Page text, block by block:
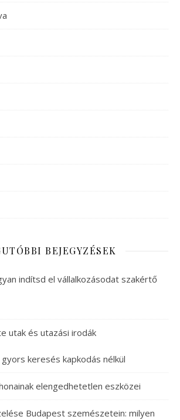
BEJEGYZÉSEK
indítsd el vállalkozásodat szakértő
utak és utazási irodák
keresés kapkodás nélkül
elengedhetetlen eszközei
Budapest szemészetein: milyen